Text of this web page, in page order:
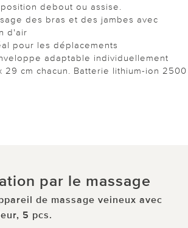
debout ou assise.
des bras et des jambes avec
d'air
pour les déplacements
adaptable individuellement
29 cm chacun. Batterie lithium-ion 2500
par le massage
de massage veineux avec
5 pcs.